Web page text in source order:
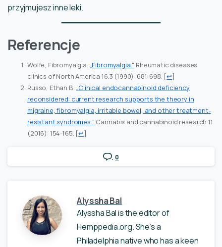
przyjmujesz inne leki.
Referencje
Wolfe, Fibromyalgia. „Fibromyalgia.“ Rheumatic diseases
clinics of North America 16.3 (1990): 681-698. [↩]
Russo, Ethan B.
„Clinical endocannabinoid deficiency
reconsidered: current research supports the theory in
migraine, fibromyalgia, irritable bowel, and other treatment-
resistant syndromes.“ Cannabis and cannabinoid research 1.1
(2016): 154-165. [↩]
0
Alyssha Bal
Alyssha Bal is the editor of
Hemppedia.org. She’s a
Philadelphia native who has a keen